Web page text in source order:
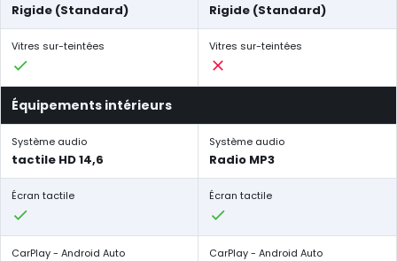
Rigide (Standard) Rigide (Standard)
Vitres sur-teintées Vitres sur-teintées
Équipements intérieurs
Système audio
tactile HD 14,6
Système audio
Radio MP3
Écran tactile Écran tactile
CarPlay - Android Auto CarPlay - Android Auto